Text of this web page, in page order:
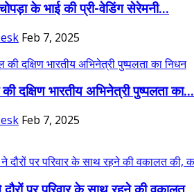
के भाई की प्री-वेडिंग सेरेमनी...
Feb 7, 2025
दक्षिण भारतीय अभिनेत्री पुष्पलता का...
Feb 7, 2025